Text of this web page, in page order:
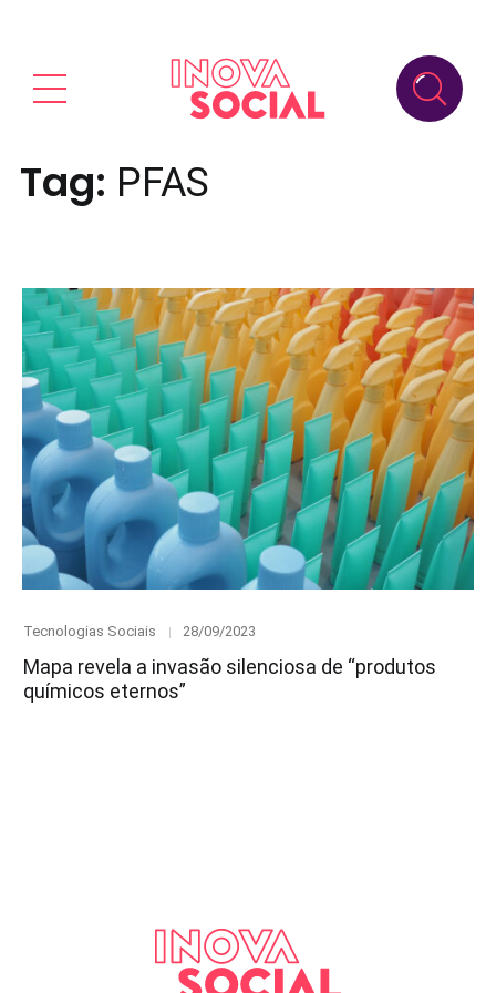
Tag: PFAS
Category
Tecnologias Sociais
Posted
28/09/2023
Mapa revela a invasão silenciosa de “produtos
químicos eternos”